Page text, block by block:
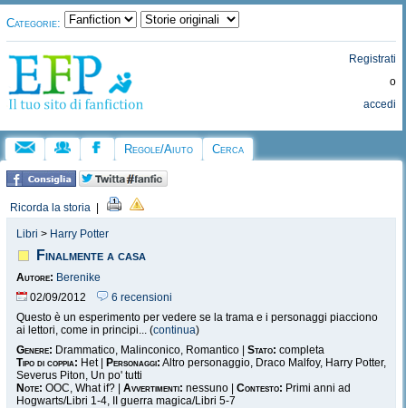
Categorie:
Registrati
o
accedi
Regole/Aiuto Cerca
Ricorda la storia
Libri > Harry Potter
Finalmente a casa
Autore: Berenike
02/09/2012
6 recensioni
Questo è un esperimento per vedere se la trama e i personaggi piacciono
ai lettori, come in principi... (continua)
Genere: Drammatico, Malinconico, Romantico | Stato: completa
Tipo di coppia: Het | Personaggi: Altro personaggio, Draco Malfoy, Harry Potter,
Severus Piton, Un po' tutti
Note: OOC, What if? | Avvertimenti: nessuno | Contesto: Primi anni ad
Hogwarts/Libri 1-4, II guerra magica/Libri 5-7